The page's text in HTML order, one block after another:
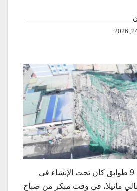
انهار مبنى مكون من 9 طوابق كان تحت الإنشاء في
مانيلا، في وقت مبكر من صباح